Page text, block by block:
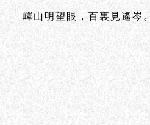
嶧山明望眼，百裏見遙岑。